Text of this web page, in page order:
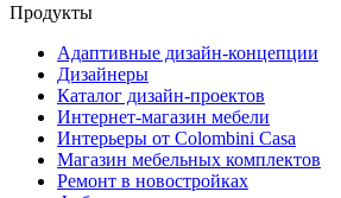
Продукты
Адаптивные дизайн-концепции
Дизайнеры
Каталог дизайн-проектов
Интернет-магазин мебели
Интерьеры от Colombini Casa
Магазин мебельных комплектов
Ремонт в новостройках